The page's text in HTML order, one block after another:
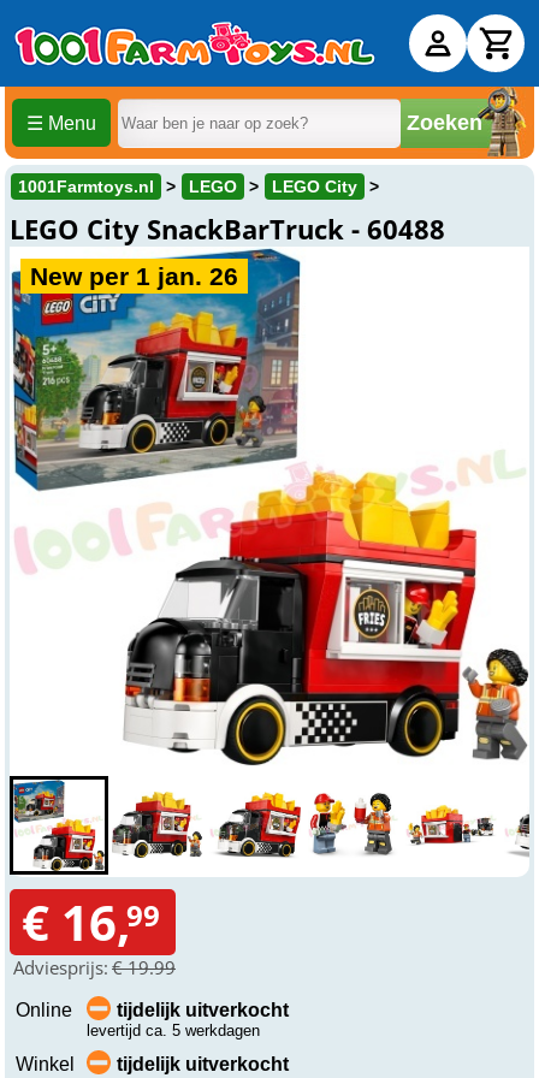
☰ Menu Zoeken
1001Farmtoys.nl LEGO LEGO City
LEGO City SnackBarTruck - 60488
New per 1 jan. 26
€ 16,99
Adviesprijs: € 19.99
Online tijdelijk uitverkocht
levertijd ca. 5 werkdagen
Winkel
tijdelijk uitverkocht